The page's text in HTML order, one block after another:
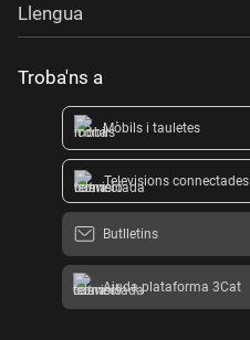
Llengua
Troba'ns a
Mòbils i tauletes
Televisions connectades
Butlletins
Ajuda plataforma 3Cat